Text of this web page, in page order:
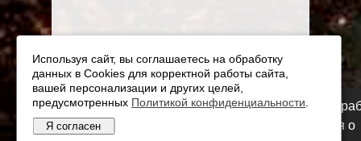
Оценка:
Плохо Хорошо
Я даю согласие на обработку
Мы переезжаем! С 21 июля магазин будет
по новому адресу. Подробная информация о
© Официальный дилер STIHL и VIKING 2010 - 2026
Используя сайт, вы соглашаетесь на обработку
данных в Cookies для корректной работы сайта,
вашей персонализации и других целей,
предусмотренных Политикой конфиденциальности
Я согласен